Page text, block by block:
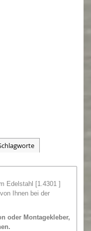
Edelstahl [1.4301 ]
Ihnen bei der
oder Montagekleber,